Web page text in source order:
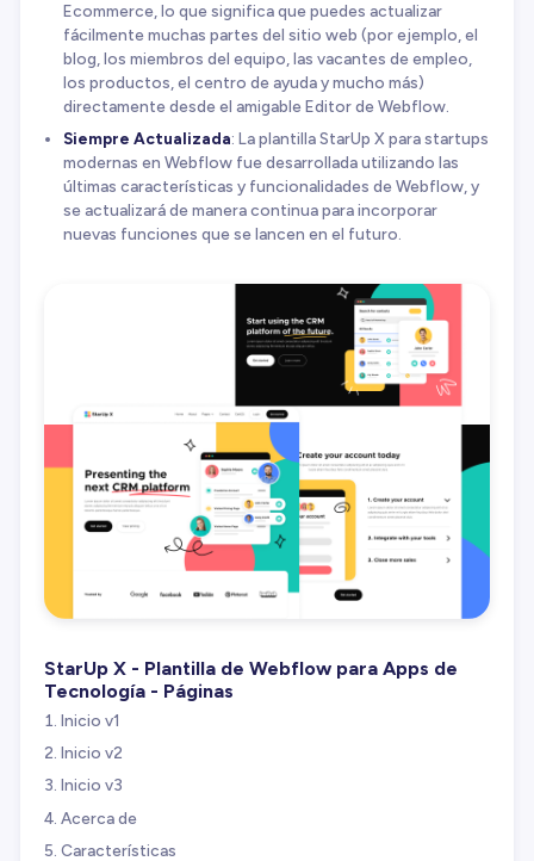
Ecommerce, lo que significa que puedes actualizar
fácilmente muchas partes del sitio web (por ejemplo, el
blog, los miembros del equipo, las vacantes de empleo,
los productos, el centro de ayuda y mucho más)
directamente desde el amigable Editor de Webflow.
Siempre Actualizada: La plantilla StarUp X para startups
modernas en Webflow fue desarrollada utilizando las
últimas características y funcionalidades de Webflow, y
se actualizará de manera continua para incorporar
nuevas funciones que se lancen en el futuro.
StarUp X - Plantilla de Webflow para Apps de
Tecnología - Páginas
Inicio v1
Inicio v2
Inicio v3
Acerca de
Características